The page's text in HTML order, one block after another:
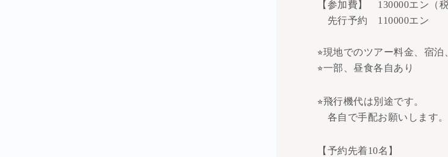
【参加費】 130000エン
先行予約 110000エン
⭐︎現地でのツアー料金、宿
⭐︎一部、昼食各自あり
⭐︎飛行機代は別途です。
各自で手配お願いします。
【予約先着10名】